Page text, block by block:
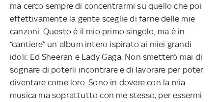
ma cerco sempre di concentrarmi su quello che poi
effettivamente la gente sceglie di farne delle mie
canzoni. Questo è il mio primo singolo, ma è in
“cantiere” un album intero ispirato ai miei grandi
idoli: Ed Sheeran e Lady Gaga. Non smetterò mai di
sognare di poterli incontrare e di lavorare per poter
diventare come loro. Sono in dovere con la mia
musica ma soprattutto con me stesso, per essermi